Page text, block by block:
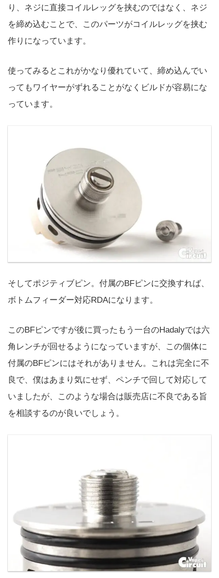
り、ネジに直接コイルレッグを挟むのではなく、ネジ
を締め込むことで、このパーツがコイルレッグを挟む
作りになっています。
使ってみるとこれがかなり優れていて、締め込んでい
ってもワイヤーがずれることがなくビルドが容易にな
っています。
そしてポジティブピン。付属のBFピンに交換すれば、
ボトムフィーダー対応RDAになります。
このBFピンですが後に買ったもう一台のHadalyでは六
角レンチが回せるようになっていますが、この個体に
付属のBFピンにはそれがありません。これは完全に不
良で、僕はあまり気にせず、ペンチで回して対応して
いましたが、このような場合は販売店に不良である旨
を相談するのが良いでしょう。